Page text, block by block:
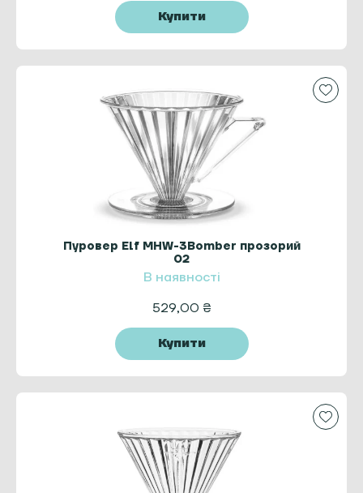
Купити
Пуровер Elf MHW-3Bomber прозорий
02
В наявності
529,00 ₴
Купити